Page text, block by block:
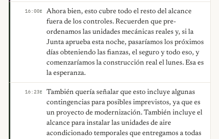
16:00E
Ahora bien, esto cubre todo el resto del alcance
fuera de los controles. Recuerden que pre-
ordenamos las unidades mecánicas reales y, si la
Junta aprueba esta noche, pasaríamos los próximos
días obteniendo las fianzas, el seguro y todo eso, y
comenzaríamos la construcción real el lunes. Esa es
la esperanza.
16:23E
También quería señalar que esto incluye algunas
contingencias para posibles imprevistos, ya que es
un proyecto de modernización. También incluye el
alcance para instalar las unidades de aire
acondicionado temporales que entregamos a todas